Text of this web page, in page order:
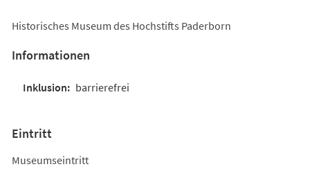
Historisches Museum des Hochstifts Paderborn
Informationen
barrierefrei
Eintritt
Museumseintritt